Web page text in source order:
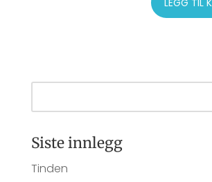
Siste innlegg
Tinden